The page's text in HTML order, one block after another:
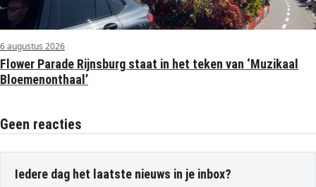
6 augustus 2026
Flower Parade Rijnsburg staat in het teken van ‘Muzikaal
Bloemenonthaal’
Geen reacties
Iedere dag het laatste nieuws in je inbox?